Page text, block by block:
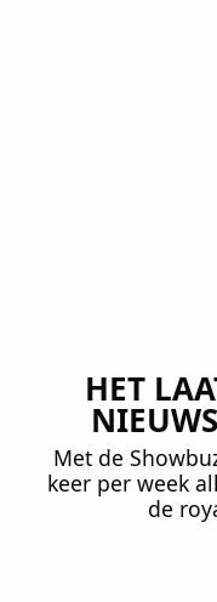
HET
Met de
keer per week
de